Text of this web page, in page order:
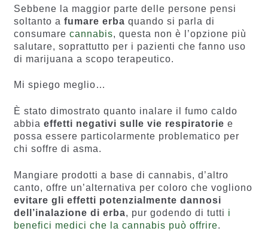
Sebbene la maggior parte delle persone pensi
soltanto a fumare erba quando si parla di
consumare cannabis, questa non è l’opzione più
salutare, soprattutto per i pazienti che fanno uso
di marijuana a scopo terapeutico.
Mi spiego meglio…
È stato dimostrato quanto inalare il fumo caldo
abbia effetti negativi sulle vie respiratorie e
possa essere particolarmente problematico per
chi soffre di asma.
Mangiare prodotti a base di cannabis, d’altro
canto, offre un’alternativa per coloro che vogliono
evitare gli effetti potenzialmente dannosi
dell’inalazione di erba, pur godendo di tutti i
benefici medici che la cannabis può offrire.